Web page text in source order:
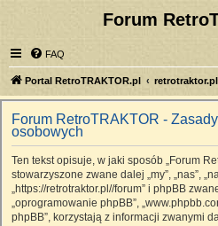
Forum
FAQ
Portal RetroTRAKTOR.pl
Forum RetroTRAKTOR -
osobowych
Ten tekst opisuje, w jaki sposób „Forum
stowarzyszone zwane dalej „my”, „nas”,
„https://retrotraktor.pl//forum” i phpBB
„oprogramowanie phpBB”,
phpBB”, korzystają z informacji zwanymi